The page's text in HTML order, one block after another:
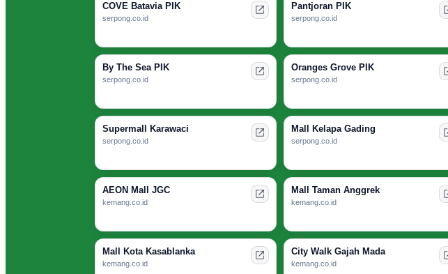
COVE Batavia PIK
serpong.co.id
Pantjoran PIK
serpong.co.id
By The Sea PIK
serpong.co.id
Oranges Grove PIK
serpong.co.id
Supermall Karawaci
serpong.co.id
Mall Kelapa Gading
serpong.co.id
AEON Mall JGC
kemang.co.id
Mall Taman Anggrek
kemang.co.id
Mall Kota Kasablanka
kemang.co.id
City Walk Gajah Mada
kemang.co.id